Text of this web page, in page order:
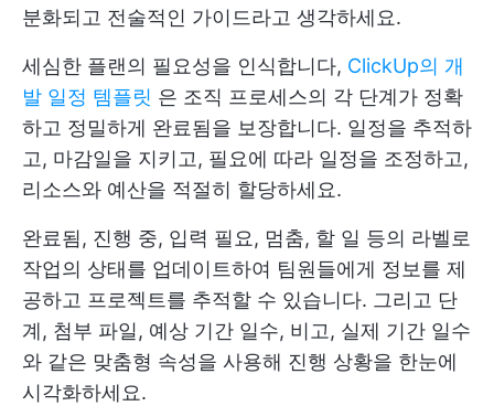
분화되고 전술적인 가이드라고 생각하세요.
세심한 플랜의 필요성을 인식합니다, ClickUp의 개
발 일정 템플릿 은 조직 프로세스의 각 단계가 정확
하고 정밀하게 완료됨을 보장합니다. 일정을 추적하
고, 마감일을 지키고, 필요에 따라 일정을 조정하고,
리소스와 예산을 적절히 할당하세요.
완료됨, 진행 중, 입력 필요, 멈춤, 할 일 등의 라벨로
작업의 상태를 업데이트하여 팀원들에게 정보를 제
공하고 프로젝트를 추적할 수 있습니다. 그리고 단
계, 첨부 파일, 예상 기간 일수, 비고, 실제 기간 일수
와 같은 맞춤형 속성을 사용해 진행 상황을 한눈에
시각화하세요.